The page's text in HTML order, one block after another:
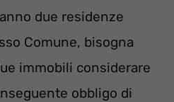
due residenze
Comune, bisogna
immobili considerare
obbligo di